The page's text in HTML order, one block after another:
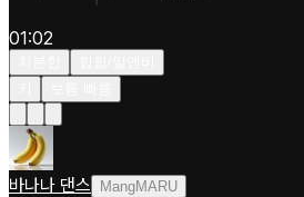
01:02
바나나 댄스 MangMARU